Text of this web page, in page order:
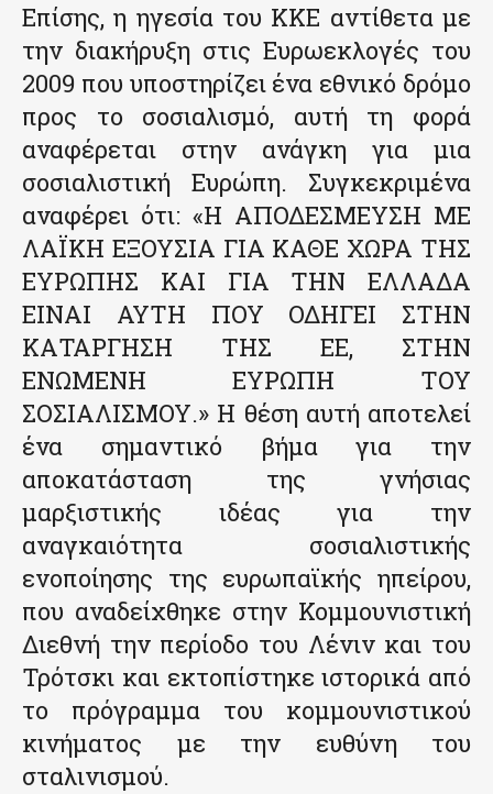
Επίσης, η ηγεσία του ΚΚΕ αντίθετα με
την διακήρυξη στις Ευρωεκλογές του
2009 που υποστηρίζει ένα εθνικό δρόμο
προς το σοσιαλισμό, αυτή τη φορά
αναφέρεται στην ανάγκη για μια
σοσιαλιστική Ευρώπη. Συγκεκριμένα
αναφέρει ότι: «Η ΑΠΟΔΕΣΜΕΥΣΗ ΜΕ
ΛΑΪΚΗ ΕΞΟΥΣΙΑ ΓΙΑ ΚΑΘΕ ΧΩΡΑ ΤΗΣ
ΕΥΡΩΠΗΣ ΚΑΙ ΓΙΑ ΤΗΝ ΕΛΛΑΔΑ
ΕΙΝΑΙ ΑΥΤΗ ΠΟΥ ΟΔΗΓΕΙ ΣΤΗΝ
ΚΑΤΑΡΓΗΣΗ ΤΗΣ ΕΕ, ΣΤΗΝ
ΕΝΩΜΕΝΗ ΕΥΡΩΠΗ ΤΟΥ
ΣΟΣΙΑΛΙΣΜΟΥ.» Η θέση αυτή αποτελεί
ένα σημαντικό βήμα για την
αποκατάσταση της γνήσιας
μαρξιστικής ιδέας για την
αναγκαιότητα σοσιαλιστικής
ενοποίησης της ευρωπαϊκής ηπείρου,
που αναδείχθηκε στην Κομμουνιστική
Διεθνή την περίοδο του Λένιν και του
Τρότσκι και εκτοπίστηκε ιστορικά από
το πρόγραμμα του κομμουνιστικού
κινήματος με την ευθύνη του
σταλινισμού.